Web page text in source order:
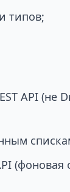
типов;
API (не
(фоновая